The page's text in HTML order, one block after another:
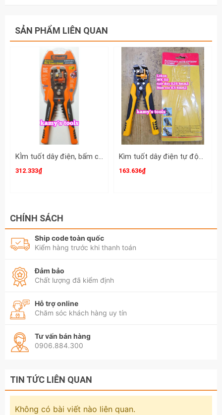
SẢN PHẨM LIÊN QUAN
KÌm tuốt dây điện, bấm cos đa năng, tự động Asaki Model AK-0339
312.333₫
Kìm tuốt dây điện tự động bấm cos cắt đa năng Lekon WX-D2 0.25-6mm2
163.636₫
CHÍNH SÁCH
Ship code toàn quốc
Kiểm hàng trước khi thanh toán
Đảm bảo
Chất lượng đã kiểm định
Hỗ trợ online
Chăm sóc khách hàng uy tín
Tư vấn bán hàng
0906.884.300
TIN TỨC LIÊN QUAN
Không có bài viết nào liên quan.